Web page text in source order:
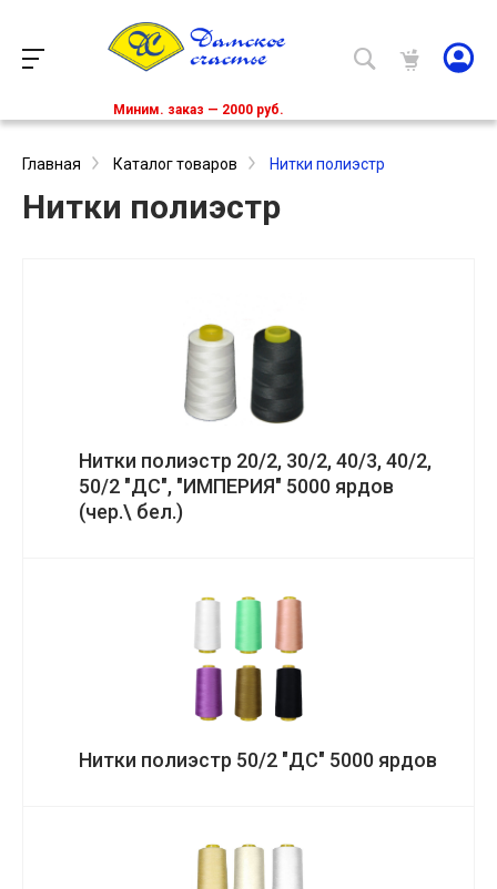
Миним. заказ — 2000 руб.
Главная Каталог товаров Нитки полиэстр
Нитки полиэстр
Нитки полиэстр 20/2, 30/2, 40/3, 40/2,
50/2 "ДС", "ИМПЕРИЯ" 5000 ярдов
(чер.\ бел.)
Нитки полиэстр 50/2 "ДС" 5000 ярдов